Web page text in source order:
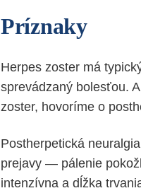
Príznaky
Herpes zoster má
sprevádzaný bolesťou.
zoster, hovoríme o
Postherpetická
prejavy — pálenie
intenzívna a dĺžka